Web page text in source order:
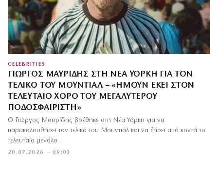
CELEBRITIES
ΓΙΏΡΓΟΣ ΜΑΥΡΊΔΗΣ ΣΤΗ ΝΈΑ ΥΌΡΚΗ ΓΙΑ ΤΟΝ
ΤΕΛΙΚΌ ΤΟΥ ΜΟΥΝΤΙΆΛ – «ΉΜΟΥΝ ΕΚΕΊ ΣΤΟΝ
ΤΕΛΕΥΤΑΊΟ ΧΟΡΌ ΤΟΥ ΜΕΓΑΛΎΤΕΡΟΥ
ΠΟΔΟΣΦΑΙΡΙΣΤΉ»
20.07.2026 — 09:03
Ο Γιώργος Μαυρίδης βρέθηκε στη Νέα Υόρκη για να
παρακολουθήσει τον τελικό του Μουντιάλ και να ζήσει από κοντά το
τελευταίο μεγάλο…